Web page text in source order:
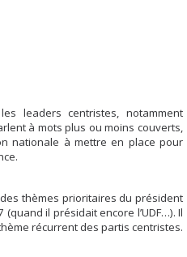
leaders centristes, notamment
à mots plus ou moins couverts,
nationale à mettre en place pour
thèmes prioritaires du président
il présidait encore l’UDF…). Il
récurrent des partis centristes.